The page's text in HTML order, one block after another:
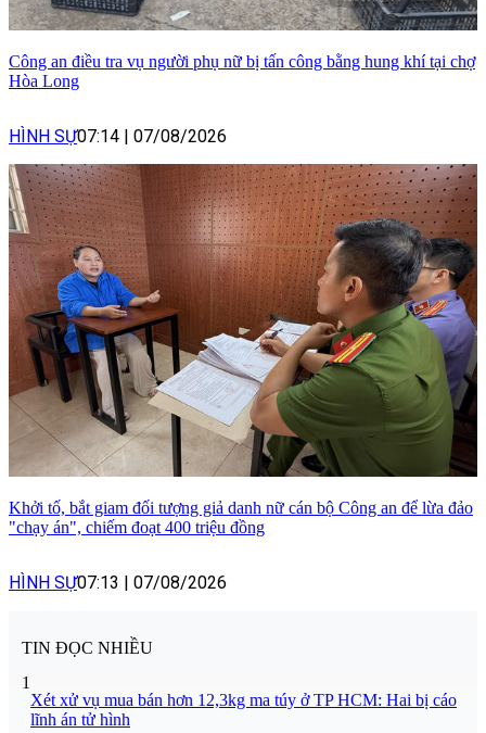
Công an điều tra vụ người phụ nữ bị tấn công bằng hung khí tại chợ
Hòa Long
HÌNH SỰ07:14 | 07/08/2026
Khởi tố, bắt giam đối tượng giả danh nữ cán bộ Công an để lừa đảo
"chạy án", chiếm đoạt 400 triệu đồng
HÌNH SỰ07:13 | 07/08/2026
TIN ĐỌC NHIỀU
1
Xét xử vụ mua bán hơn 12,3kg ma túy ở TP HCM: Hai bị cáo
lĩnh án tử hình